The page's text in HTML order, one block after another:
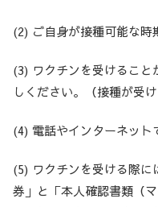
(2) ご自身が接種可能な時
(3) ワクチンを受けるこ
しください。（接種が受
(4) 電話やインターネット
(5) ワクチンを受ける際
券」と「本人確認書類（